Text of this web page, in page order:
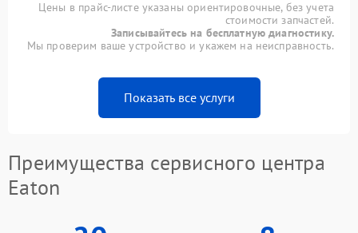
Цены в прайс-листе указаны ориентировочные, без учета
стоимости запчастей.
Записывайтесь на бесплатную диагностику.
Мы проверим ваше устройство и укажем на неисправность.
Показать все услуги
Преимущества сервисного центра
Eaton